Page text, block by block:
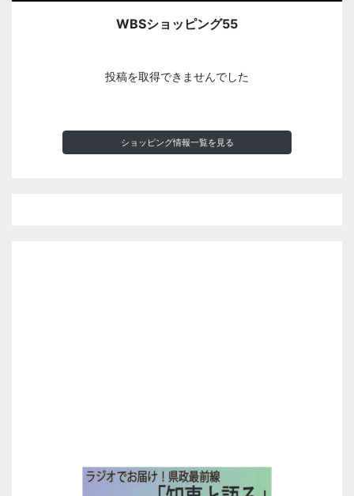
WBSショッピング55
投稿を取得できませんでした
ショッピング情報一覧を見る